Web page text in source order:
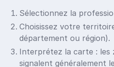
Sélectionnez la
Choisissez votre
département ou région).
Interprétez la carte : les
signalent généralement